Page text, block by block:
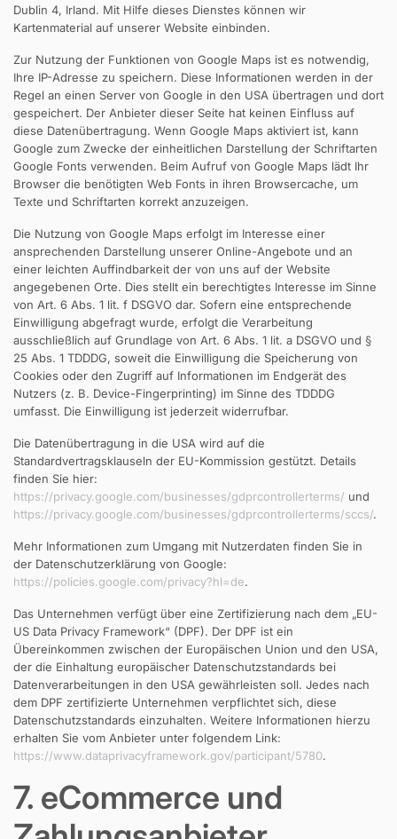
Dublin 4, Irland. Mit Hilfe dieses Dienstes können wir
Kartenmaterial auf unserer Website einbinden.
Zur Nutzung der Funktionen von Google Maps ist es notwendig,
Ihre IP-Adresse zu speichern. Diese Informationen werden in der
Regel an einen Server von Google in den USA übertragen und dort
gespeichert. Der Anbieter dieser Seite hat keinen Einfluss auf
diese Datenübertragung. Wenn Google Maps aktiviert ist, kann
Google zum Zwecke der einheitlichen Darstellung der Schriftarten
Google Fonts verwenden. Beim Aufruf von Google Maps lädt Ihr
Browser die benötigten Web Fonts in ihren Browsercache, um
Texte und Schriftarten korrekt anzuzeigen.
Die Nutzung von Google Maps erfolgt im Interesse einer
ansprechenden Darstellung unserer Online-Angebote und an
einer leichten Auffindbarkeit der von uns auf der Website
angegebenen Orte. Dies stellt ein berechtigtes Interesse im Sinne
von Art. 6 Abs. 1 lit. f DSGVO dar. Sofern eine entsprechende
Einwilligung abgefragt wurde, erfolgt die Verarbeitung
ausschließlich auf Grundlage von Art. 6 Abs. 1 lit. a DSGVO und §
25 Abs. 1 TDDDG, soweit die Einwilligung die Speicherung von
Cookies oder den Zugriff auf Informationen im Endgerät des
Nutzers (z. B. Device-Fingerprinting) im Sinne des TDDDG
umfasst. Die Einwilligung ist jederzeit widerrufbar.
Die Datenübertragung in die USA wird auf die
Standardvertragsklauseln der EU-Kommission gestützt. Details
finden Sie hier:
https://privacy.google.com/businesses/gdprcontrollerterms/ und
https://privacy.google.com/businesses/gdprcontrollerterms/sccs/.
Mehr Informationen zum Umgang mit Nutzerdaten finden Sie in
der Datenschutzerklärung von Google:
https://policies.google.com/privacy?hl=de.
Das Unternehmen verfügt über eine Zertifizierung nach dem „EU-
US Data Privacy Framework“ (DPF). Der DPF ist ein
Übereinkommen zwischen der Europäischen Union und den USA,
der die Einhaltung europäischer Datenschutzstandards bei
Datenverarbeitungen in den USA gewährleisten soll. Jedes nach
dem DPF zertifizierte Unternehmen verpflichtet sich, diese
Datenschutzstandards einzuhalten. Weitere Informationen hierzu
erhalten Sie vom Anbieter unter folgendem Link:
https://www.dataprivacyframework.gov/participant/5780.
7. eCommerce und